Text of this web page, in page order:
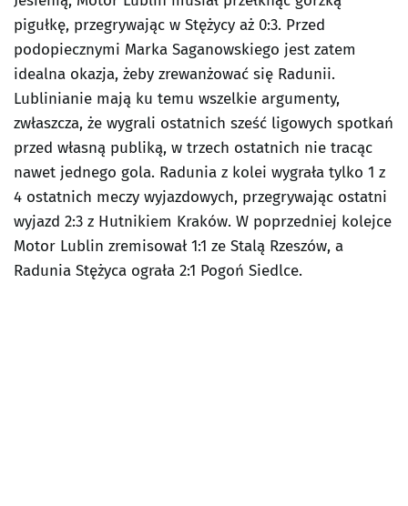
pigułkę, przegrywając w Stężycy aż 0:3. Przed
podopiecznymi Marka Saganowskiego jest zatem
idealna okazja, żeby zrewanżować się Radunii.
Lublinianie mają ku temu wszelkie argumenty,
zwłaszcza, że wygrali ostatnich sześć ligowych spotkań
przed własną publiką, w trzech ostatnich nie tracąc
nawet jednego gola. Radunia z kolei wygrała tylko 1 z
4 ostatnich meczy wyjazdowych, przegrywając ostatni
wyjazd 2:3 z Hutnikiem Kraków. W poprzedniej kolejce
Motor Lublin zremisował 1:1 ze Stalą Rzeszów, a
Radunia Stężyca ograła 2:1 Pogoń Siedlce.